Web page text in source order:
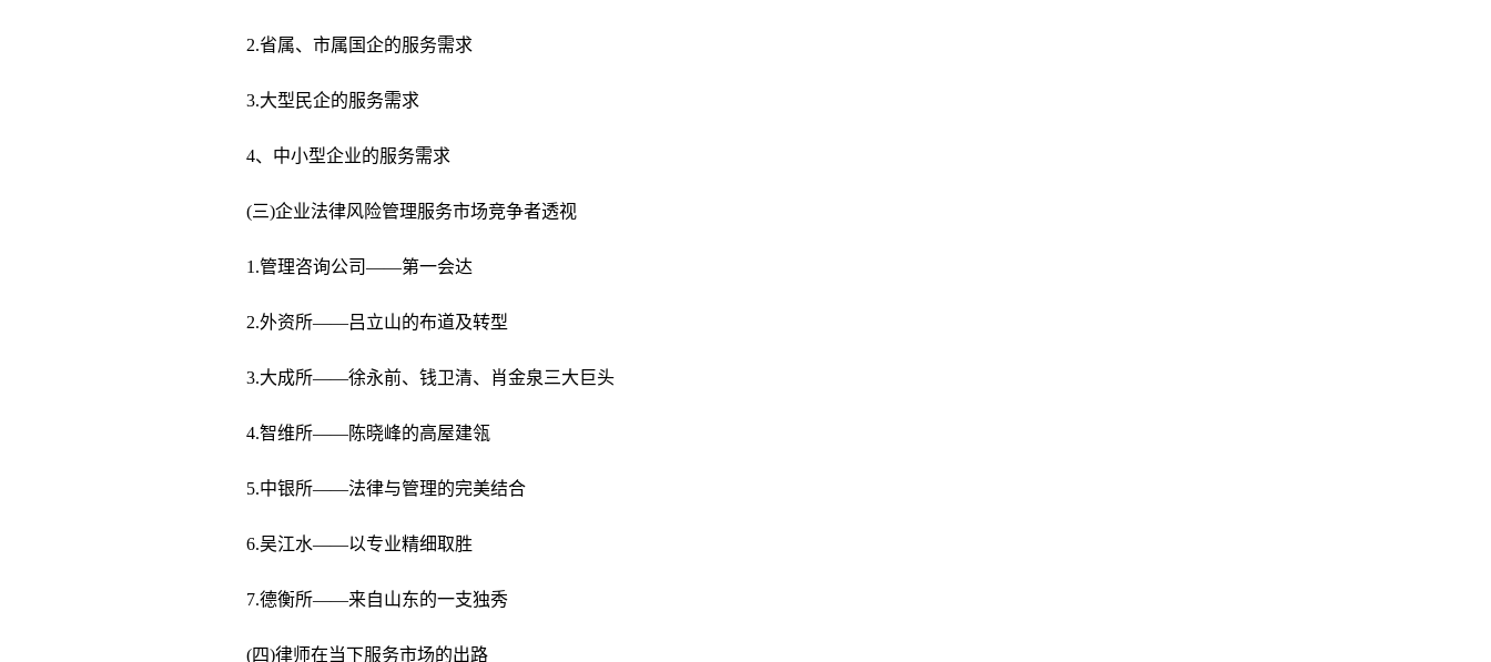
2.省属、市属国企的服务需求
3.大型民企的服务需求
4、中小型企业的服务需求
(三)企业法律风险管理服务市场竞争者透视
1.管理咨询公司——第一会达
2.外资所——吕立山的布道及转型
3.大成所——徐永前、钱卫清、肖金泉三大巨头
4.智维所——陈晓峰的高屋建瓴
5.中银所——法律与管理的完美结合
6.吴江水——以专业精细取胜
7.德衡所——来自山东的一支独秀
(四)律师在当下服务市场的出路